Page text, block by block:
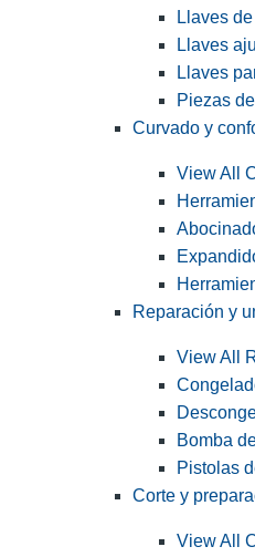
Llaves
Llaves
Llaves
Piezas
Curvado y
View All
Reparación y
View All
Bomba
Pistolas
Corte y
View All